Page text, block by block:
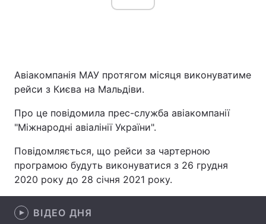
Головна Війна
Політика
Економіка Світ
Техно і зв'язок Лайт
Зброя
Авіакомпанія МАУ протягом місяця виконуватиме
рейси з Києва на Мальдіви.
Про це повідомила прес-служба авіакомпанії
"Міжнародні авіалінії України".
Повідомляється, що рейси за чартерною
програмою будуть виконуватися з 26 грудня
2020 року до 28 січня 2021 року.
ВІДЕО ДНЯ